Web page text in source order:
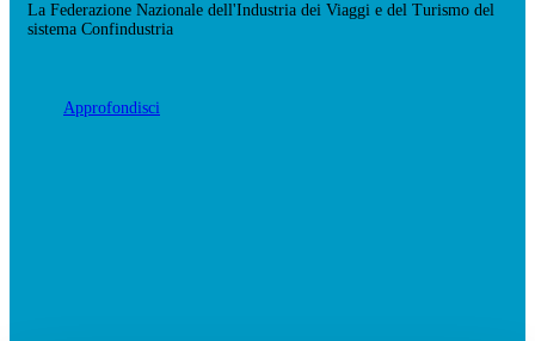
La Federazione Nazionale dell'Industria dei Viaggi e del Turismo del
sistema Confindustria
Approfondisci